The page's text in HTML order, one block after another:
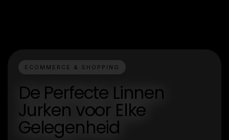
ECOMMERCE & SHOPPING
De Perfecte Linnen
Jurken voor Elke
Gelegenheid